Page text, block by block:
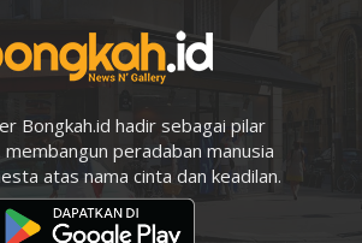
Bongkah.id hadir sebagai pilar
peradaban manusia
atas nama cinta dan keadilan.